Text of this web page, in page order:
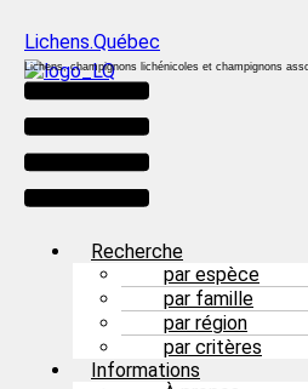
Lichens.Québec
Lichens, champignons lichénicoles et champignons
Menu
Recherche
par espèce
par famille
par région
par critères
Informations